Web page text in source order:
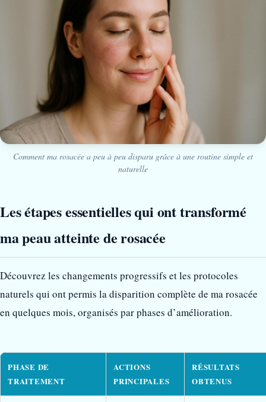
Comment ma rosacée a peu à peu disparu grâce à une routine simple et
naturelle
Les étapes essentielles qui ont transformé
ma peau atteinte de rosacée
Découvrez les changements progressifs et les protocoles
naturels qui ont permis la disparition complète de ma rosacée
en quelques mois, organisés par phases d’amélioration.
PHASE DE
TRAITEMENT
ACTIONS
PRINCIPALES
RÉSULTATS
OBTENUS